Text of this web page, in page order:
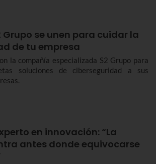
Grupo se unen para cuidar la
de tu empresa
la compañía especializada S2 Grupo para
soluciones de ciberseguridad a sus
en innovación: “La
antes donde equivocarse